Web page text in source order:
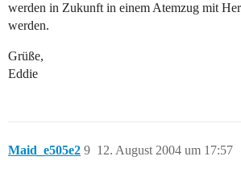
werden in Zukunft in einem Atemzug mit
werden.
Grüße,
Eddie
Maid_e505e2 12. August 2004 um 17:57
9